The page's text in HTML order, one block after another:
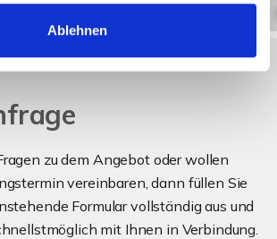
Ablehnen
zu dem Angebot oder wollen
vereinbaren, dann füllen Sie
Formular vollständig aus und
mit Ihnen in Verbindung.